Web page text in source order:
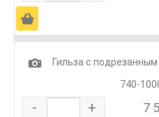
Ä
1
Гильза с
740-
- + 7